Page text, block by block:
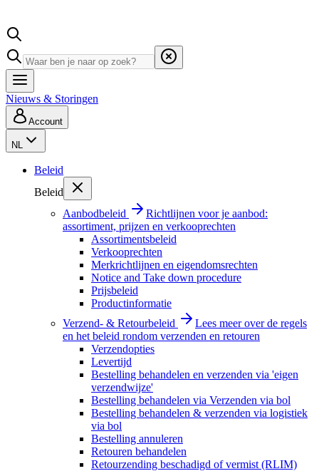
Nieuws & Storingen
Account
NL
Beleid
Beleid
Aanbodbeleid
Richtlijnen voor je aanbod:
assortiment, prijzen en verkooprechten
Assortimentsbeleid
Verkooprechten
Merkrichtlijnen en eigendomsrechten
Notice and Take down procedure
Prijsbeleid
Productinformatie
Verzend- & Retourbeleid
Lees meer over de regels
en het beleid rondom verzenden en retouren
Verzendopties
Levertijd
Bestelling behandelen en verzenden via 'eigen
verzendwijze'
Bestelling behandelen via Verzenden via bol
Bestelling behandelen & verzenden via logistiek
via bol
Bestelling annuleren
Retouren behandelen
Retourzending beschadigd of vermist (RLIM)